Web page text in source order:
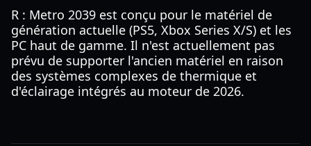
R : Metro 2039 est conçu pour le matériel de
génération actuelle (PS5, Xbox Series X/S) et les
PC haut de gamme. Il n'est actuellement pas
prévu de supporter l'ancien matériel en raison
des systèmes complexes de thermique et
d'éclairage intégrés au moteur de 2026.